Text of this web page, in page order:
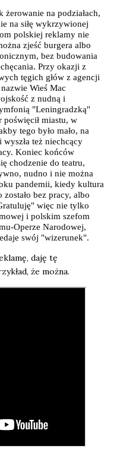
na podziałach,
na siłę wykrzywionej
polskiej reklamy nie
zjeść burgera albo
bez budowania
Przy okazji z
tęgich głów z agencji
Wieś Mac
z nudną i
"Leningradzką"
miastu, w
tego było mało, na
też niechcący
Koniec końców
chodzenie do teatru,
nudno i nie można
pandemii, kiedy kultura
bez pracy, albo
więc nie tylko
i polskim szefom
Operze Narodowej,
swój "wizerunek".
daję tę
że można.